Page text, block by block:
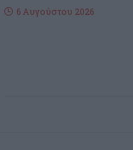
6 Αυγούστου 2026